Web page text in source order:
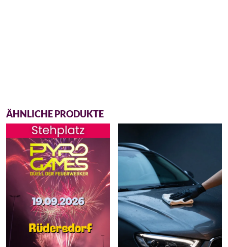
ÄHNLICHE PRODUKTE